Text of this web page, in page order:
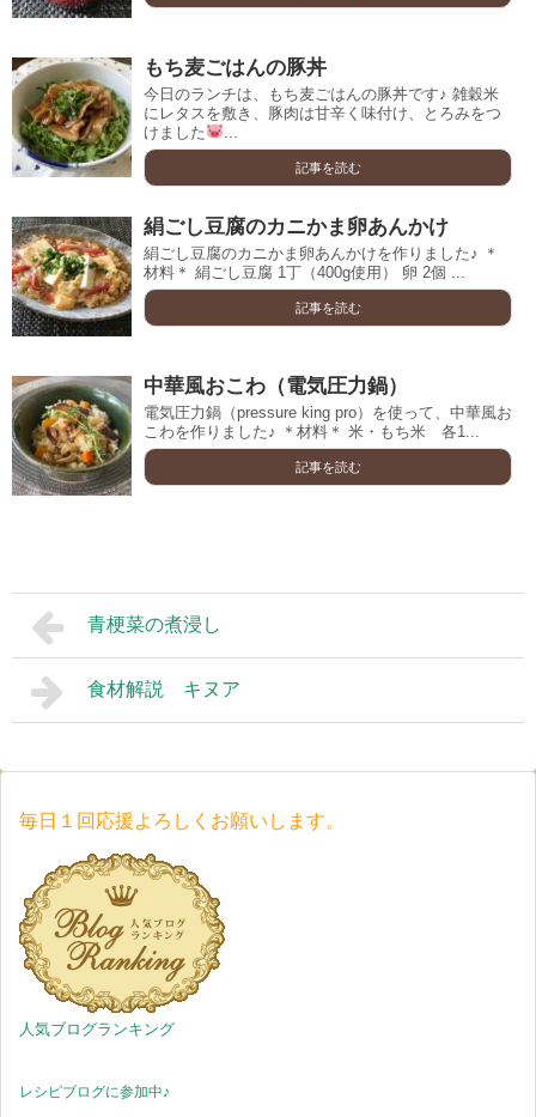
もち麦ごはんの豚丼
今日のランチは、もち麦ごはんの豚丼です♪ 雑穀米
にレタスを敷き、豚肉は甘辛く味付け、とろみをつ
けました
...
記事を読む
絹ごし豆腐のカニかま卵あんかけ
絹ごし豆腐のカニかま卵あんかけを作りました♪ ＊
材料＊ 絹ごし豆腐 1丁（400g使用） 卵 2個 ...
記事を読む
中華風おこわ（電気圧力鍋）
電気圧力鍋（pressure king pro）を使って、中華風お
こわを作りました♪ ＊材料＊ 米・もち米 各1...
記事を読む
青梗菜の煮浸し
食材解説 キヌア
毎日１回応援よろしくお願いします。
人気ブログランキング
レシピブログに参加中♪